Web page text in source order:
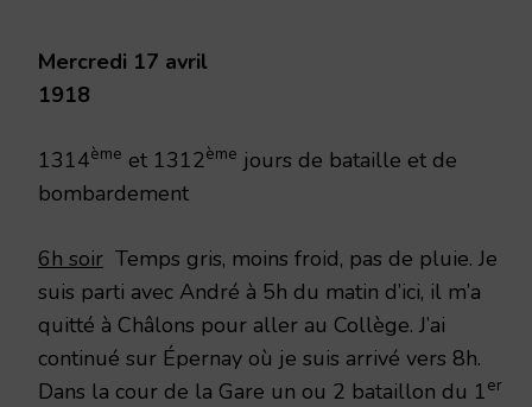
Mercredi 17 avril
1918
1314ème et 1312ème jours de bataille et de
bombardement
6h soir Temps gris, moins froid, pas de pluie. Je
suis parti avec André à 5h du matin d’ici, il m’a
quitté à Châlons pour aller au Collège. J’ai
continué sur Épernay où je suis arrivé vers 8h.
Dans la cour de la Gare un ou 2 bataillon du 1er